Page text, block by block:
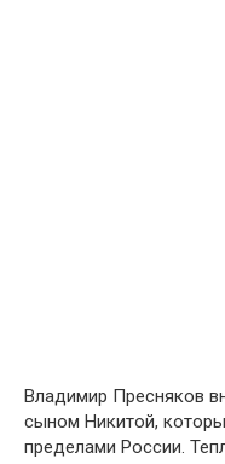
Владимир Пресняков
сыном Никитой,
пределами России.